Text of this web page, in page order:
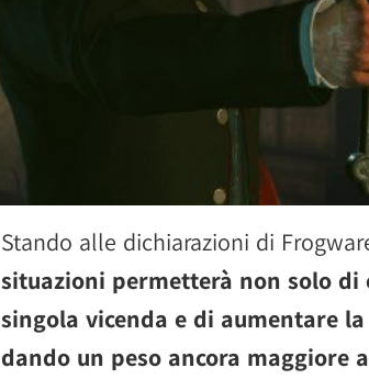
Stando alle dichiarazioni di
situazioni permetterà non solo
singola vicenda e di aumentare
dando un peso ancora maggiore